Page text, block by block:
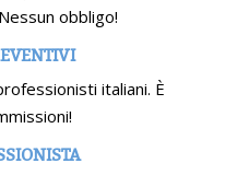
obbligo!
italiani. È